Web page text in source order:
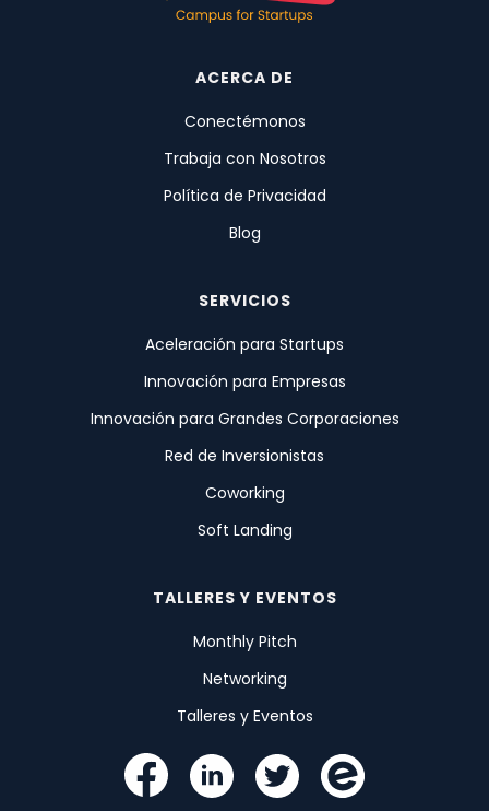
ACERCA DE
Conectémonos
Trabaja con Nosotros
Política de Privacidad
Blog
SERVICIOS
Aceleración para Startups
Innovación para Empresas
Innovación para Grandes Corporaciones
Red de Inversionistas
Coworking
Soft Landing
TALLERES Y EVENTOS
Monthly Pitch
Networking
Talleres y Eventos